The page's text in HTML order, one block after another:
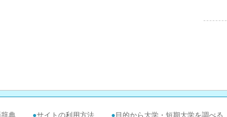
辞典 ●サイトの利用方法 ●目的から大学・短期大学を調べる